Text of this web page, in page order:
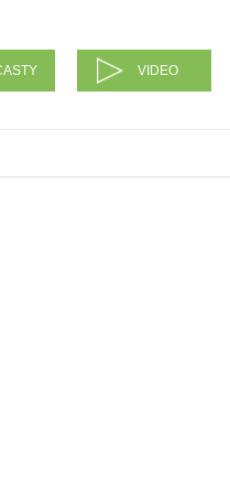
VIDEO